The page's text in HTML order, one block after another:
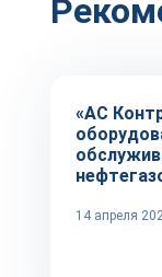
«АС
14 апреля